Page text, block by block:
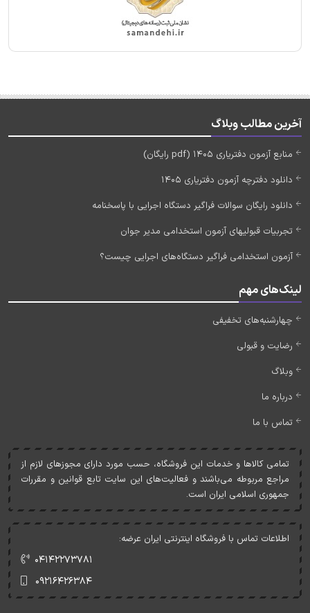
آخرین مطالب وبلاگ
منابع آزمون دفتریاری 1405 (pdf رایگان)
دانلود دفترچه آزمون دفتریاری 1405
دانلود رایگان سوالات فراگیر دستگاه اجرایی با پاسخنامه
تجربیات قبولیهای آزمون استخدامی مدیر جوان
آزمون استخدامی فراگیر دستگاه‌های اجرایی چیست؟
لینک‌های مهم
چهارشنبه‌های تخفیفی
رضایت و قبولی
وبلاگ
درباره ما
تماس با ما
تمامی کالاها و خدمات اين فروشگاه، حسب مورد دارای مجوزهای لازم از
مراجع مربوطه می‌باشند و فعاليت‌های اين سايت تابع قوانين و مقررات
جمهوری اسلامی ايران است.
اطلاعات تماس با فروشگاه اینترنتی ایران عرضه:
۰۴۱۴۲۲۷۳۷۸۱
۰۹۲۱۶۴۲۶۳۸۴